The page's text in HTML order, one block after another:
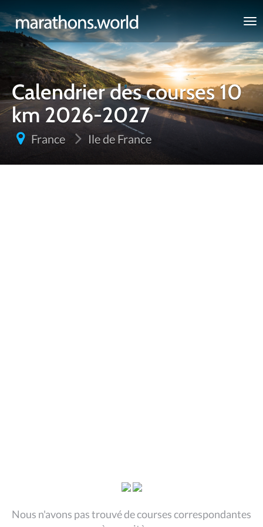
marathons.world
Calendrier des courses 10
km 2026-2027
France Ile de France
Nous n'avons pas trouvé de courses correspondantes